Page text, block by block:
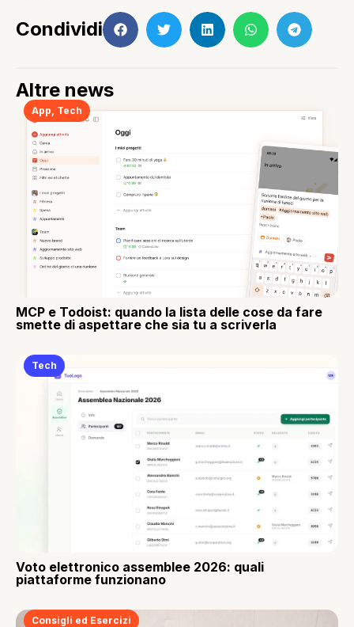
Condividi
Altre news
App Tech
MCP e Todoist: quando la lista delle cose da fare
smette di aspettare che sia tu a scriverla
Tech
Voto elettronico assemblee 2026: quali
piattaforme funzionano
Consigli ed Esercizi